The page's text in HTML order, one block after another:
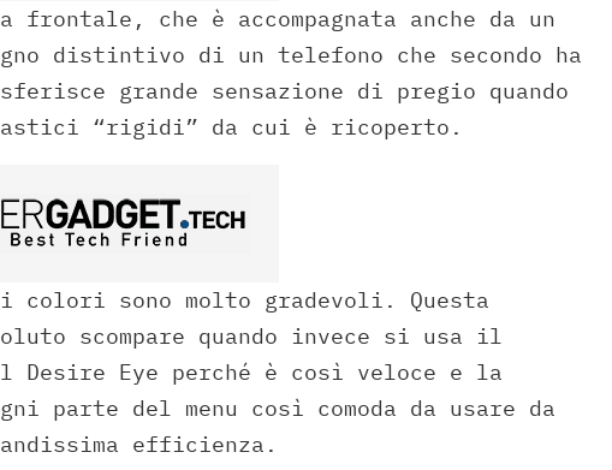
che è accompagnata anche da un
distintivo di un telefono che secondo ha
grande sensazione di pregio quando
“rigidi” da cui è ricoperto.
colori sono molto gradevoli. Questa
scompare quando invece si usa il
Eye perché è così veloce e la
parte del menu così comoda da usare da
efficienza.